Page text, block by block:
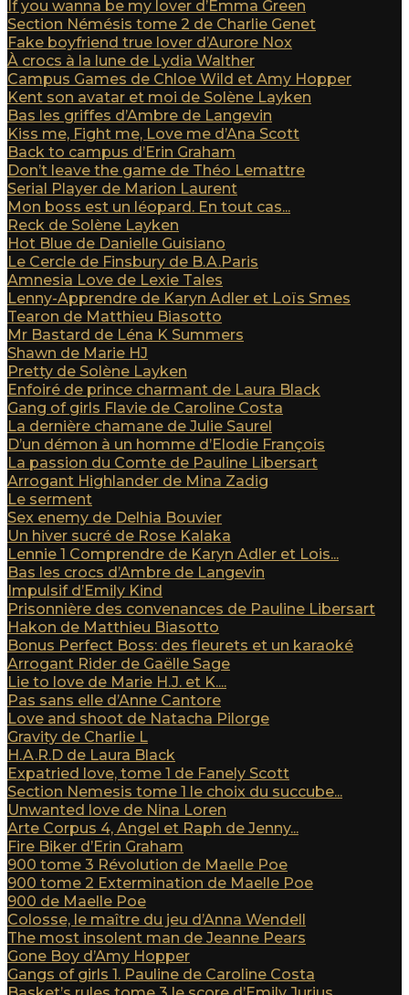
If you wanna be my lover d’Emma Green
Section Némésis tome 2 de Charlie Genet
Fake boyfriend true lover d’Aurore Nox
À crocs à la lune de Lydia Walther
Campus Games de Chloe Wild et Amy Hopper
Kent son avatar et moi de Solène Layken
Bas les griffes d’Ambre de Langevin
Kiss me, Fight me, Love me d’Ana Scott
Back to campus d’Erin Graham
Don’t leave the game de Théo Lemattre
Serial Player de Marion Laurent
Mon boss est un léopard. En tout cas...
Reck de Solène Layken
Hot Blue de Danielle Guisiano
Le Cercle de Finsbury de B.A.Paris
Amnesia Love de Lexie Tales
Lenny-Apprendre de Karyn Adler et Loïs Smes
Tearon de Matthieu Biasotto
Mr Bastard de Léna K Summers
Shawn de Marie HJ
Pretty de Solène Layken
Enfoiré de prince charmant de Laura Black
Gang of girls Flavie de Caroline Costa
La dernière chamane de Julie Saurel
D’un démon à un homme d’Elodie François
La passion du Comte de Pauline Libersart
Arrogant Highlander de Mina Zadig
Le serment
Sex enemy de Delhia Bouvier
Un hiver sucré de Rose Kalaka
Lennie 1 Comprendre de Karyn Adler et Lois...
Bas les crocs d’Ambre de Langevin
Impulsif d’Emily Kind
Prisonnière des convenances de Pauline Libersart
Hakon de Matthieu Biasotto
Bonus Perfect Boss: des fleurets et un karaoké
Arrogant Rider de Gaëlle Sage
Lie to love de Marie H.J. et K....
Pas sans elle d’Anne Cantore
Love and shoot de Natacha Pilorge
Gravity de Charlie L
H.A.R.D de Laura Black
Expatried love, tome 1 de Fanely Scott
Section Nemesis tome 1 le choix du succube...
Unwanted love de Nina Loren
Arte Corpus 4, Angel et Raph de Jenny...
Fire Biker d’Erin Graham
900 tome 3 Révolution de Maelle Poe
900 tome 2 Extermination de Maelle Poe
900 de Maelle Poe
Colosse, le maître du jeu d’Anna Wendell
The most insolent man de Jeanne Pears
Gone Boy d’Amy Hopper
Gangs of girls 1. Pauline de Caroline Costa